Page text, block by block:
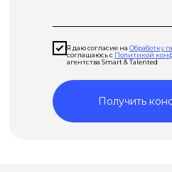
Я даю согласие на Обработку
соглашаюсь с Политикой
агентства Smart & Talented
Получить